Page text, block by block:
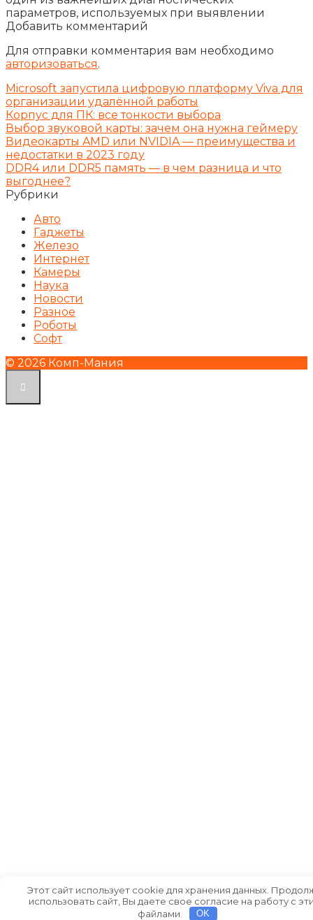
параметров, используемых при выявлении
Добавить комментарий
Для отправки комментария вам необходимо
авторизоваться.
Microsoft запустила цифровую платформу Viva для
организации удалённой работы
Корпус для ПК: все тонкости выбора
Выбор звуковой карты: зачем она нужна геймеру
Видеокарты AMD или NVIDIA — преимущества и
недостатки в 2023 году
DDR4 или DDR5 память — в чем разница и что
выгоднее?
Рубрики
Авто
Гаджеты
Железо
Интернет
Камеры
Наука
Новости
Разное
Роботы
Софт
© 2026 Комп-Мания
Этот сайт использует cookie для хранения данных.
использовать сайт, Вы даете свое согласие на работу с
файлами.
OK